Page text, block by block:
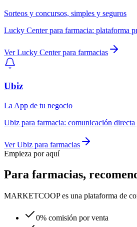
Sorteos y concursos, simples y seguros
Lucky Centerpara farmacia: plataforma
VerLucky Centerpara farmacias
Ubiz
La App de tu negocio
Ubiz para farmacia: comunicación
VerUbiz para farmacias
Empieza por aquí
Para farmacias,
MARKETCOOP es una plataforma de
0% comisión por venta